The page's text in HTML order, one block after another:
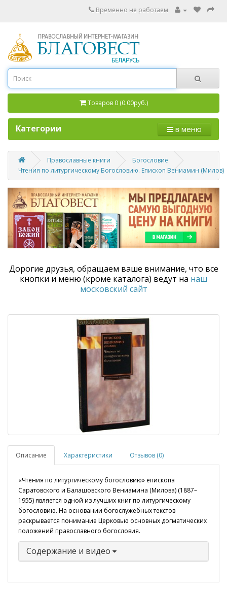
Временно не работаем
Товаров 0 (0.00руб.)
Категории в меню
Православные книги
Богословие
Чтения по литургическому Богословию. Епископ Вениамин (Милов)
Дорогие друзья, обращаем ваше внимание, что все
кнопки и меню (кроме каталога) ведут на наш
московский сайт
Описание Характеристики Отзывов (0)
«Чтения по литургическому богословию» епископа
Саратовского и Балашовского Вениамина (Милова) (1887–
1955) является одной из лучших книг по литургическому
богословию. На основании богослужебных текстов
раскрывается понимание Церковью основных догматических
положений православного богословия.
Содержание и видео